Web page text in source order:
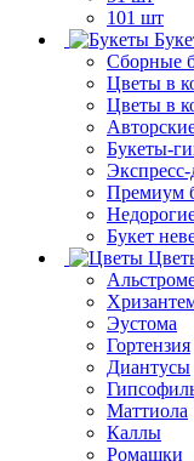
101 шт
Сборные
Цветы в
Цветы в
Букеты-
Экспресс-
Премиум
Букет
Эустома
Гортензия
Диантусы
Маттиола
Каллы
Ромашки